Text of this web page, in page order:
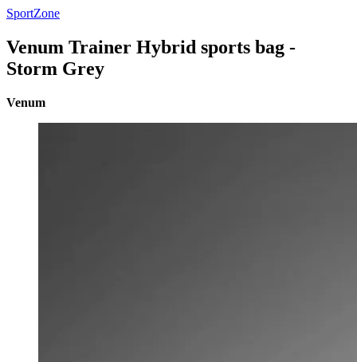
SportZone
Venum Trainer Hybrid sports bag -
Storm Grey
Venum